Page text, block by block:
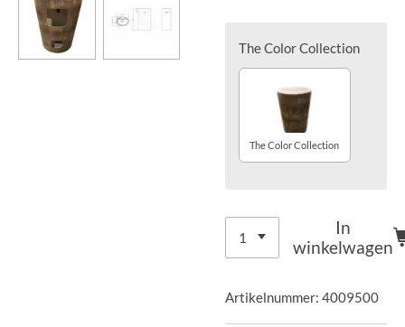
The Color Collection
The Color Collection
In
winkelwagen
Artikelnummer: 4009500